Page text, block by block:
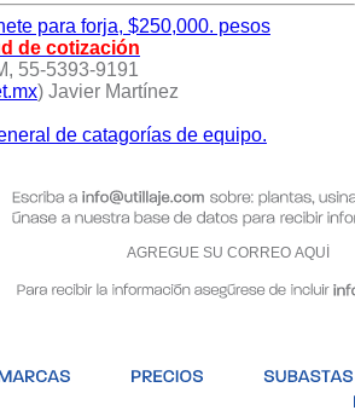
para forja, $250,000. pesos
de cotización
55-5393-9191
) Javier Martínez
de catagorías de equipo.